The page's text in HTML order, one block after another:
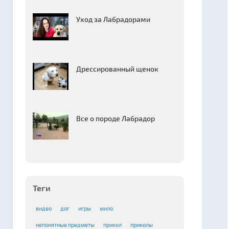
Уход за Лабрадорами
Дрессированный щенок
Все о породе Лабрадор
Теги
видео дог игры мило
непонятные предметы прикол приколы